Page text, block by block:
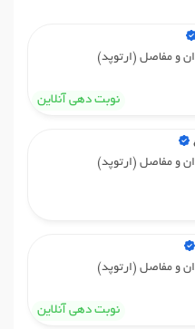
و مفاصل (ارتوپد)
نوبت دهی آنلاین
و مفاصل (ارتوپد)
و مفاصل (ارتوپد)
نوبت دهی آنلاین